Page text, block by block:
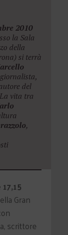
2010
la Sala
della
si terrà
del
vita tra
,
Gran
scrittore